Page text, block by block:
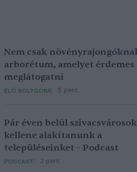
Nem csak
arborétum, amelyet érdemes
meglátogatni
ÉLŐ BOLYGÓNK 5 perc
Pár éven belül
kellene alakítanunk a
településeinket – Podcast
PODCAST 2 perc